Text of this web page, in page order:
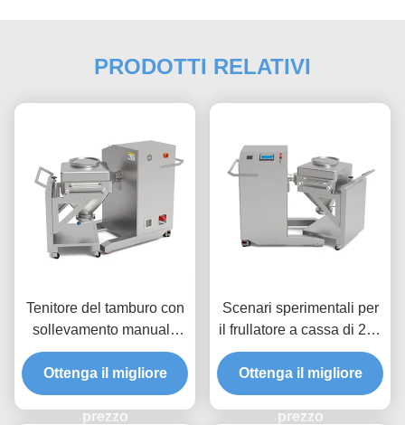
PRODOTTI RELATIVI
Tenitore del tamburo con
sollevamento manuale
dell'asse Z e taratura
dell'asse X per operazioni
precise del miscelatore
del bidone
Ottenga il migliore
prezzo
Scenari sperimentali per
il frullatore a cassa di 220
V per l'industria chimica
alimentare
Ottenga il migliore
prezzo